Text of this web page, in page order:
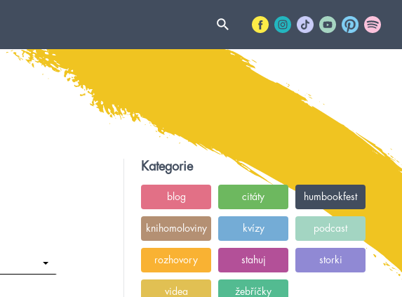
Kategorie
blog citáty humbookfest
knihomoloviny kvízy podcast
rozhovory stahuj storki
videa žebříčky